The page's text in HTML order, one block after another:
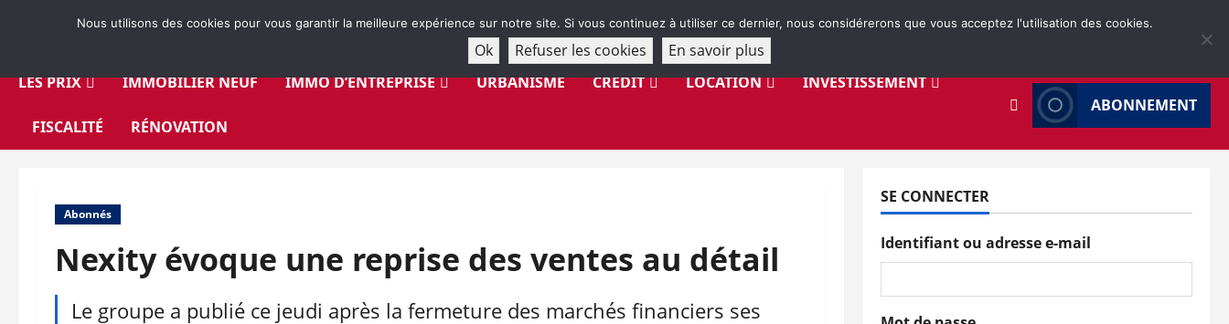
LES PRIX
IMMOBILIER NEUF IMMO D’ENTREPRISE URBANISME CRÉDIT LOCATION INVESTISSEMENT
FISCALITÉ RÉNOVATION
ABONNEMENT
Abonnés
Nexity évoque une reprise des ventes au détail
Le groupe a publié ce jeudi après la fermeture des marchés financiers ses
SE CONNECTER
Identifiant ou adresse e-mail
Nous utilisons des cookies pour vous garantir la meilleure expérience sur notre site. Si vous continuez à utiliser ce dernier, nous considérerons que vous acceptez l'utilisation des cookies.
Ok Refuser les cookies En savoir plus